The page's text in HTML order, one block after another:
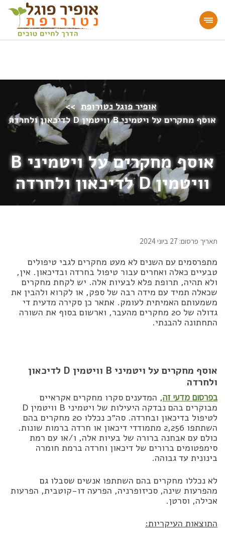
מעוניינים להעמיק או להתחיל דרך חיים בריאה?
הצטרפו לאתר!
אופיר פוגל נטורופת >>
אוסף מחקרים על ויטמיני B וויטמין D לדיכאון ולחרדה
אוסף מחקרים על ויטמיני B
וויטמין D לדיכאון ולחרדה
תאריך פרסום: 27 ביוני 2024
מתפרסמים עם השנים לא מעט מחקרים לגבי טיפולים
טבעיים כאלה ואחרים עבור טיפול בחרדה ובדיכאון. אין,
ולא תהיה, תרופת פלא לבעיות אלה. יש לקחת מחקרים
שכאלה תמיד עם מידה רבה של ספק, או לקרוא ולהבין את
משמעותם האמיתית לעומק. אתאר כן סקירה מדעית די
גדולה של 20 מחקרים מהעבר, וארשום בסוף את השורה
התחתונה להבנתי.
אוסף מחקרים על ויטמיני B וויטמין D לדיכאון
ולחרדה
בפרסום מדעי זה, המדענים סקרו מחקרים אקראיים
מבוקרים בהם נבדקה היעילות של ויטמיני B וויטמין D
לטיפול בדיכאון ובחרדה. סה״כ נכללו 20 מחקרים בהם
השתתפו 2,256 מתמודדי דיכאון או חרדה ברמות שונות.
כולם עם אבחנה ברורה של בעיות אלה, ו/או עם רמת
סימפטומים ברורים של דיכאון וחרדה ברמת חומרה
בינונית עד גבוהה.
לא נכללו מחקרים בהם השתתפו אנשים שסבלו גם
מהפרעות שינה, סכיזופרניה, הפרעה דו-קוטבית, הפרעות
אכילה, וסרטן.
התוצאות העיקריות: